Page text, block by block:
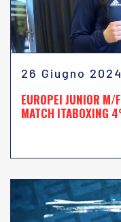
26 Giugno 2024
EUROPEI JUNIOR
MATCH ITABOXING